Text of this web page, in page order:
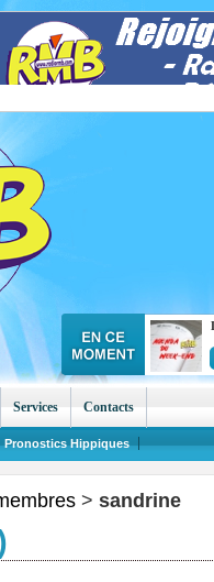
> sandrine
Services Contacts
Pronostics Hippiques